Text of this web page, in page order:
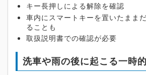
キー長押しによる解除を確認
車内にスマートキーを置いたまま
ることも
取扱説明書での確認が必要
洗車や雨の後に起こる一時